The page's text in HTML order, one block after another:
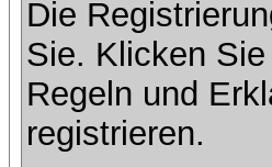
Die
Sie. Klicken
Regeln und
registrieren.